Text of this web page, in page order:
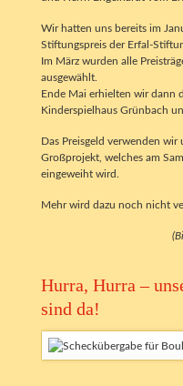
Wir hatten uns bereits im
Stiftungspreis der Erfal-
Im März wurden alle
ausgewählt.
Ende Mai erhielten wir dann
Kinderspielhaus Grünbach
Das Preisgeld verwenden
Großprojekt, welches am
eingeweiht wird.
Mehr wird dazu noch nicht
Hurra, Hurra –
sind da!